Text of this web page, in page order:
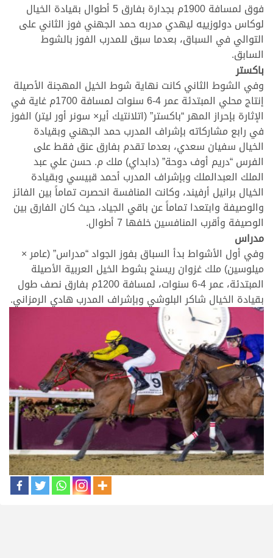
فوق لمسافة 1900م بجدارة بفارق 5 أطوال بقيادة الخيال
لوكاس دولوزييه ليهدي مدربه حمد الجهني فوز الثاني على
التوالي في السباق، بعدما سبق للمدرب الفوز بالشوط
السابق.
باكستر
وفي الشوط الثاني كانت نهاية شوط الخيل المهجنة الأصيلة
إنتاج محلي المبتدئة عمر 4-6 سنوات لمسافة 1700م غاية في
الإثارة بإحراز المهر “باكستر” (اتلانتيك أير× سونر أور ليتر) الفوز
في رابع مشاركاته بإشراف المدرب حمد الجهني وبقيادة
الخيال سفيان سعدي، بعدما تقدم بفارق عنق فقط على
الفرس “دريم أوف دوحة” (دابداي) ملك م. حسن علي عبد
الملك العبدالملك وبإشراف المدرب أحمد قبيسي وبقيادة
الخيال برانيل أرفيند، وكانت المنافسة انحصرت تماماً بين الفائز
والوصيفة وابتعدا تماماً عن باقي الجياد، حيث كان الفارق بين
الوصيفة وأقرب المنافسين خلفها 7 أطوال.
مدراس
وفي أول الأشواط بدأ السباق بفوز الجواد “مدراس” (عامر ×
ميلوسين) ملك غزوان ريسنج بشوط الخيل العربية الأصيلة
المبتدئة، عمر 4-6 سنوات، لمسافة 1200م بفارق نصف طول
بقيادة الخيال شاكر البلوشي وبإشراف المدرب هادي الرمزاني.